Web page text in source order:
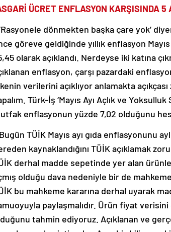
ÜCRET ENFLASYON KARŞISINDA 5
dönmekten başka çare yok’
göreve geldiğinde yıllık enflasyon
olarak açıklandı. Nerdeyse iki katına
enflasyon, çarşı pazardaki
verilerini açıklıyor anlamakta
Türk-İş ‘Mayıs Ayı Açlık ve Yoksulluk
enflasyonun yüzde 7,02 olduğunu
TÜİK Mayıs ayı gıda enflasyonunu
kaynaklandığını TÜİK açıklamak
derhal madde sepetinde yer alan
olduğu dava nedeniyle bir de
bu mahkeme kararına derhal uyarak
paylaşmalıdır. Ürün fiyat
tahmin ediyoruz. Açıklanan ve